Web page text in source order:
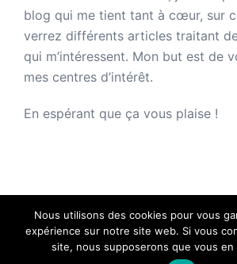
blog qui me tient tant à cœur, sur
verrez différents articles traitant
qui m’intéressent. Mon but est de
mes centres d’intérêt.
En espérant que ça vous plaise !
Nous utilisons des cookies pour vous
expérience sur notre site web. Si vous
site, nous supposerons que vous